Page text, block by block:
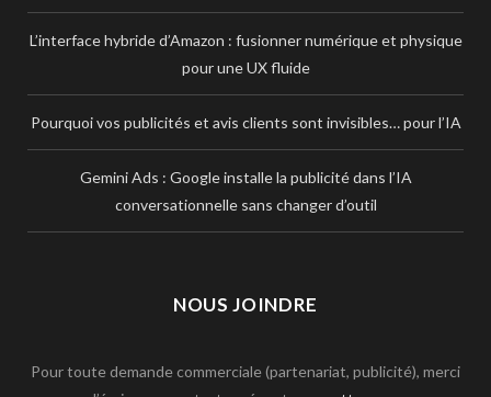
L’interface hybride d’Amazon : fusionner numérique et physique
pour une UX fluide
Pourquoi vos publicités et avis clients sont invisibles… pour l’IA
Gemini Ads : Google installe la publicité dans l’IA
conversationnelle sans changer d’outil
NOUS JOINDRE
Pour toute demande commerciale (partenariat, publicité), merci